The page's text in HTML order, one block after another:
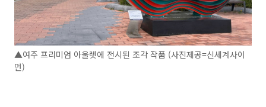
▲여주 프리미엄 아울렛에 전시된 조각 작품 (사진제공=신세계사이
먼)